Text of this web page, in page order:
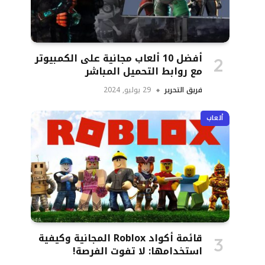
أفضل 10 ألعاب مجانية على الكمبيوتر
مع روابط التحميل المباشر
فريق التحرير 29 يوليو, 2024
ألعاب
قائمة أكواد Roblox المجانية وكيفية
استخدامها: لا تفوت الفرصة!